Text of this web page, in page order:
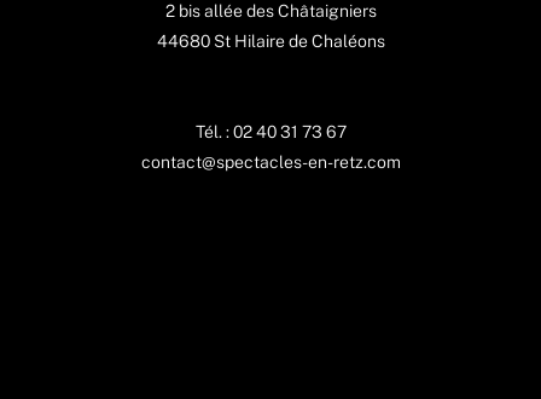
2 bis allée des Châtaigniers
44680 St Hilaire de Chaléons
Tél. : 02 40 31 73 67
contact@spectacles-en-retz.com